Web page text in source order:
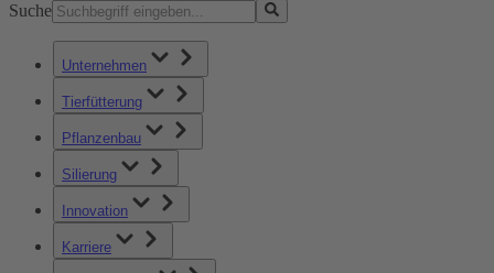
Suche
Unternehmen
Tierfütterung
Pflanzenbau
Silierung
Innovation
Karriere